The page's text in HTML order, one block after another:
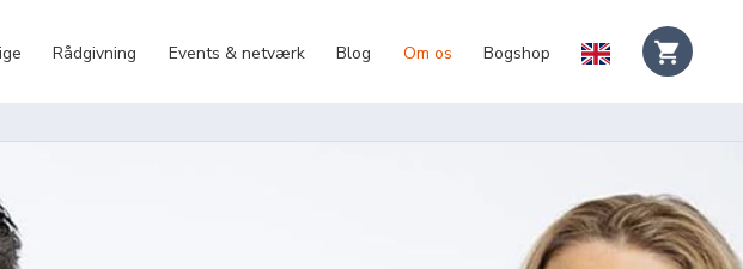
Rådgivning Events & netværk Blog Om os Bogshop